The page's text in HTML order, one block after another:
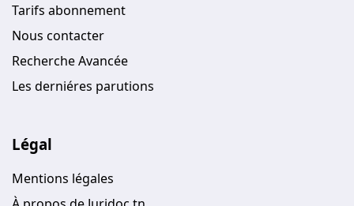
Tarifs abonnement
Nous contacter
Recherche Avancée
Les derniéres parutions
Légal
Mentions légales